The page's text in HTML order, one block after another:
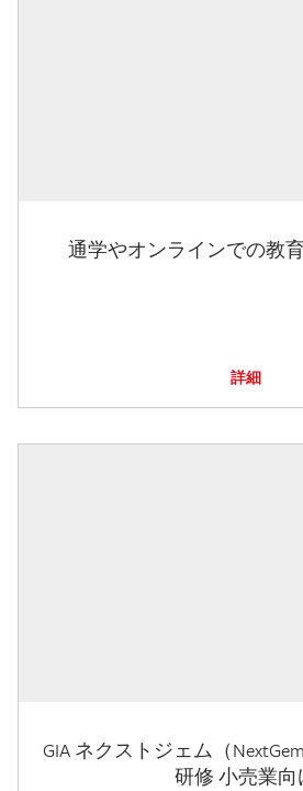
通学やオンラインでの教
詳細
GIA ネクストジェム（
研修 小売業向